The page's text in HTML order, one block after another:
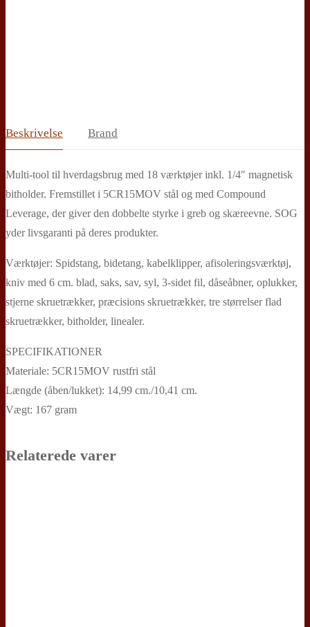
Beskrivelse Brand
Multi-tool til hverdagsbrug med 18 værktøjer inkl. 1/4″ magnetisk
bitholder. Fremstillet i 5CR15MOV stål og med Compound
Leverage, der giver den dobbelte styrke i greb og skæreevne. SOG
yder livsgaranti på deres produkter.
Værktøjer: Spidstang, bidetang, kabelklipper, afisoleringsværktøj,
kniv med 6 cm. blad, saks, sav, syl, 3-sidet fil, dåseåbner, oplukker,
stjerne skruetrækker, præcisions skruetrækker, tre størrelser flad
skruetrækker, bitholder, linealer.
SPECIFIKATIONER
Materiale: 5CR15MOV rustfri stål
Længde (åben/lukket): 14,99 cm./10,41 cm.
Vægt: 167 gram
Relaterede varer